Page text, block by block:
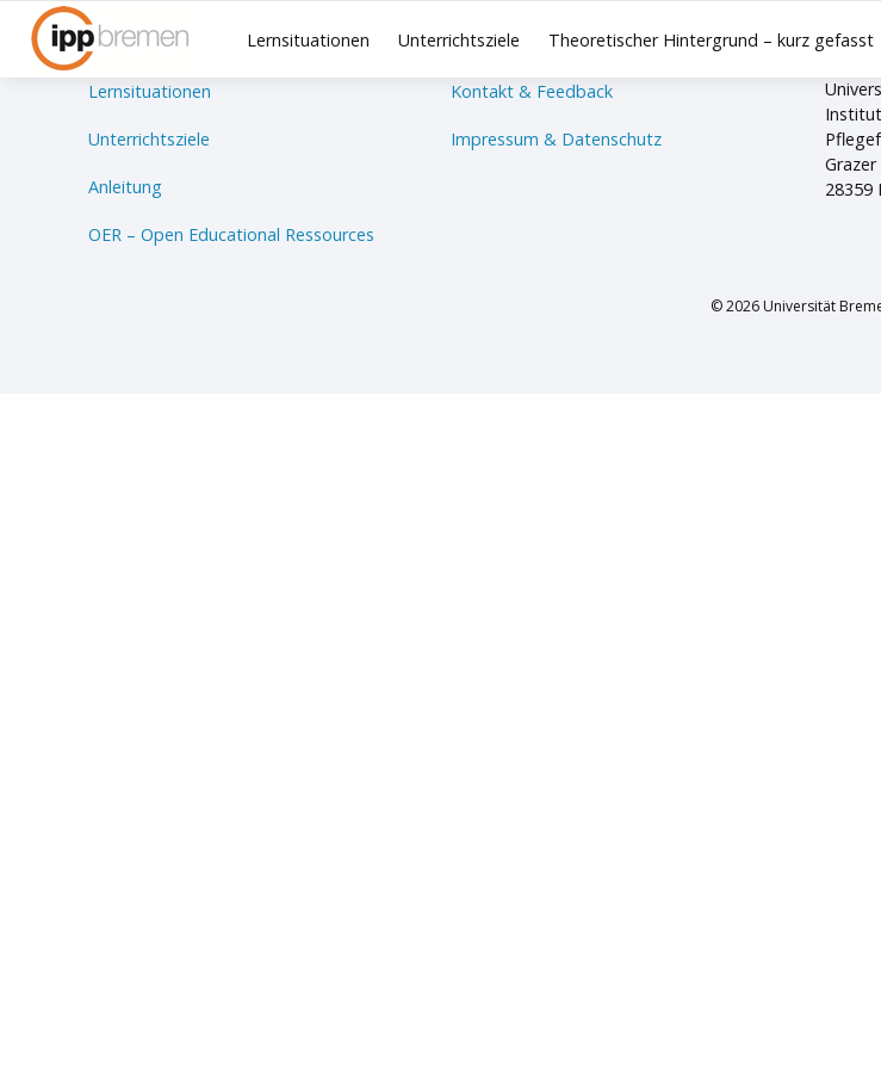
Lernsituationen Unterrichtsziele Theoretischer Hintergrund – kurz gefasst
Lernsituationen
Unterrichtsziele
Anleitung
OER – Open Educational Ressources
Kontakt & Feedback
Impressum & Datenschutz
28359
© 2026 Universität